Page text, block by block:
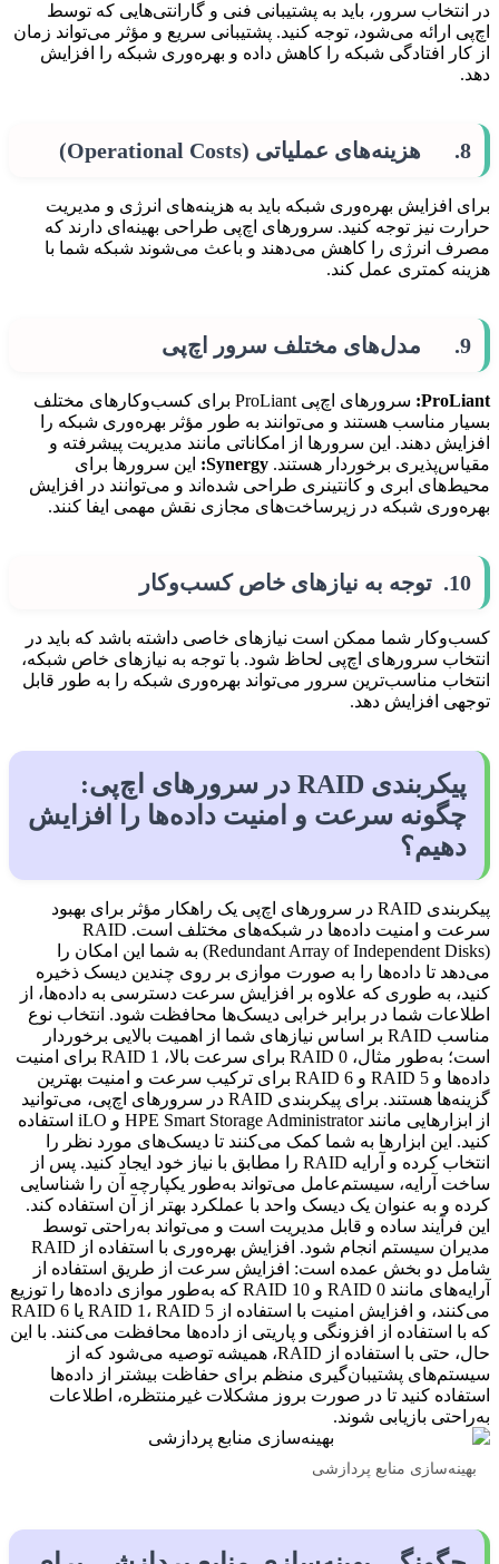
در انتخاب سرور، باید به پشتیبانی فنی و گارانتی‌هایی که توسط
اچ‌پی ارائه می‌شود، توجه کنید. پشتیبانی سریع و مؤثر می‌تواند زمان
از کار افتادگی شبکه را کاهش داده و بهره‌وری شبکه را افزایش
دهد.
8. هزینه‌های عملیاتی (Operational Costs)
برای افزایش بهره‌وری شبکه باید به هزینه‌های انرژی و مدیریت
حرارت نیز توجه کنید. سرورهای اچ‌پی طراحی بهینه‌ای دارند که
مصرف انرژی را کاهش می‌دهند و باعث می‌شوند شبکه شما با
هزینه کمتری عمل کند.
9. مدل‌های مختلف سرور اچ‌پی
ProLiant
:
سرورهای اچ‌پی ProLiant برای کسب‌وکارهای مختلف
بسیار مناسب هستند و می‌توانند به طور مؤثر بهره‌وری شبکه را
افزایش دهند. این سرورها از امکاناتی مانند مدیریت پیشرفته و
مقیاس‌پذیری برخوردار هستند. Synergy
: این سرورها برای
محیط‌های ابری و کانتینری طراحی شده‌اند و می‌توانند در افزایش
بهره‌وری شبکه در زیرساخت‌های مجازی نقش مهمی ایفا کنند.
10. توجه به نیازهای خاص کسب‌وکار
کسب‌وکار شما ممکن است نیازهای خاصی داشته باشد که باید در
انتخاب سرورهای اچ‌پی لحاظ شود. با توجه به نیازهای خاص شبکه،
انتخاب مناسب‌ترین سرور می‌تواند بهره‌وری شبکه را به طور قابل
توجهی افزایش دهد.
پیکربندی RAID در سرورهای اچ‌پی:
چگونه سرعت و امنیت داده‌ها را افزایش
دهیم؟
پیکربندی RAID در سرورهای اچ‌پی یک راهکار مؤثر برای بهبود
سرعت و امنیت داده‌ها در شبکه‌های مختلف است. RAID
(Redundant Array of Independent Disks) به شما این امکان را
می‌دهد تا داده‌ها را به صورت موازی بر روی چندین دیسک ذخیره
کنید، به طوری که علاوه بر افزایش سرعت دسترسی به داده‌ها، از
اطلاعات شما در برابر خرابی دیسک‌ها محافظت شود. انتخاب نوع
مناسب RAID بر اساس نیازهای شما از اهمیت بالایی برخوردار
است؛ به‌طور مثال، RAID 0 برای سرعت بالا، RAID 1 برای امنیت
داده‌ها و RAID 5 و RAID 6 برای ترکیب سرعت و امنیت بهترین
گزینه‌ها هستند. برای پیکربندی RAID در سرورهای اچ‌پی، می‌توانید
از ابزارهایی مانند HPE Smart Storage Administrator و iLO استفاده
کنید. این ابزارها به شما کمک می‌کنند تا دیسک‌های مورد نظر را
انتخاب کرده و آرایه RAID را مطابق با نیاز خود ایجاد کنید. پس از
ساخت آرایه، سیستم‌عامل می‌تواند به‌طور یکپارچه آن را شناسایی
کرده و به عنوان یک دیسک واحد با عملکرد بهتر از آن استفاده کند.
این فرآیند ساده و قابل مدیریت است و می‌تواند به‌راحتی توسط
مدیران سیستم انجام شود. افزایش بهره‌وری با استفاده از RAID
شامل دو بخش عمده است: افزایش سرعت از طریق استفاده از
آرایه‌های مانند RAID 0 و RAID 10 که به‌طور موازی داده‌ها را توزیع
می‌کنند، و افزایش امنیت با استفاده از RAID 1، RAID 5 یا RAID 6
که با استفاده از افزونگی و پاریتی از داده‌ها محافظت می‌کنند. با این
حال، حتی با استفاده از RAID، همیشه توصیه می‌شود که از
سیستم‌های پشتیبان‌گیری منظم برای حفاظت بیشتر از داده‌ها
استفاده کنید تا در صورت بروز مشکلات غیرمنتظره، اطلاعات
به‌راحتی بازیابی شوند.
بهینه‌سازی منابع پردازشی